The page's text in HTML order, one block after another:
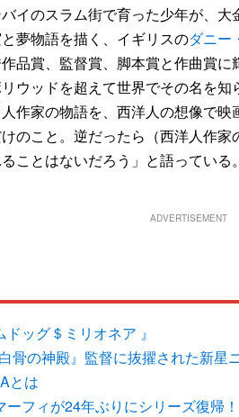
イのスラム街で育った少年が、
夢物語を描く、イギリスのダニー
品賞、監督賞、脚本賞と作曲賞
ウッドを超えて世界でその名を
作家の物語を、西洋人の想像で
のこと。逆だったら（西洋人作
ことはないだろう」と語っている。
ADVERTISEMENT
ッグ＄ミリオネア 』
骨の神殿』監督に抜擢された新
とは
ーフィが24年ぶりにシリーズ復帰